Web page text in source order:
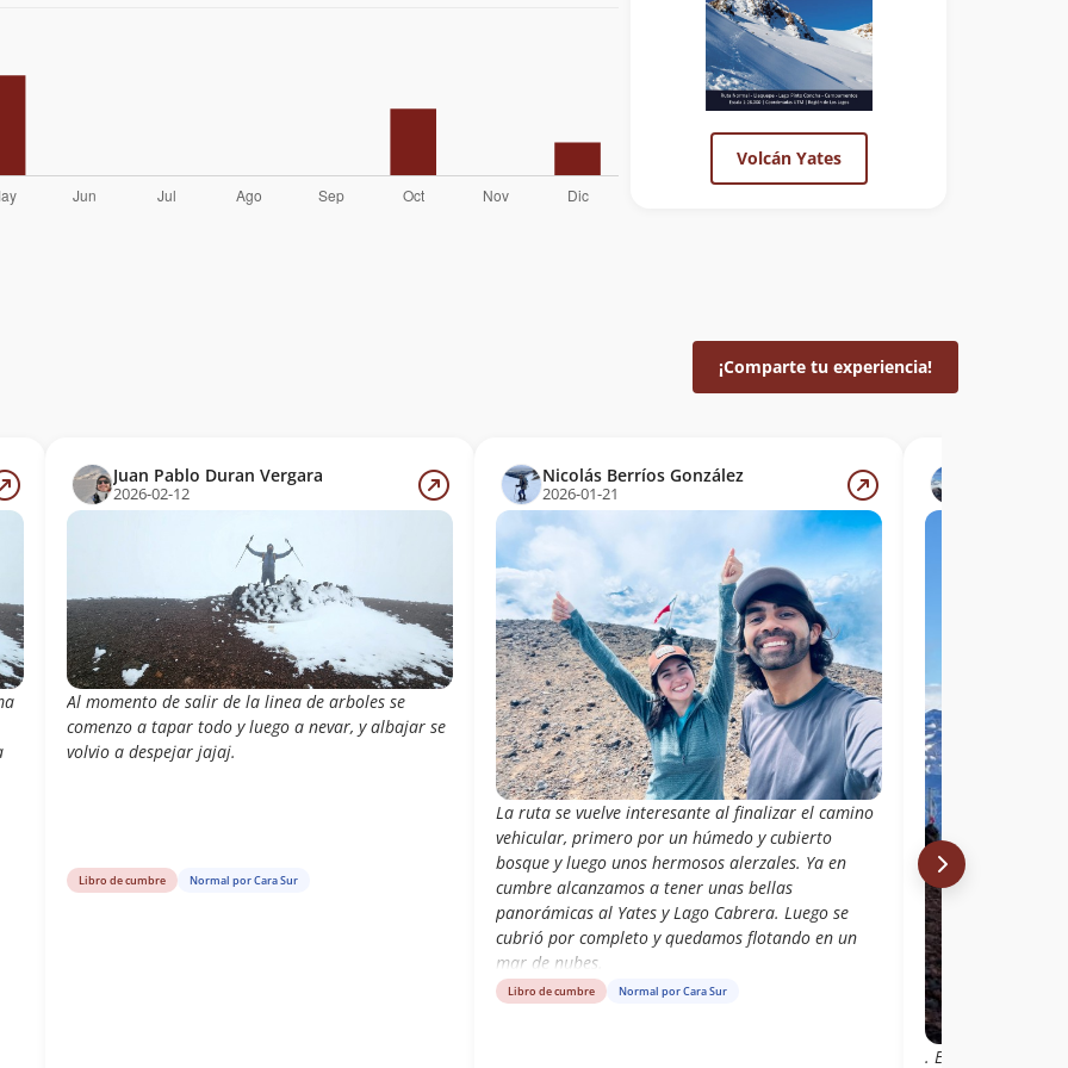
Volcán Yates
¡Comparte tu experiencia!
Juan Pablo Duran Vergara
2026-02-12
Al momento de salir de la linea de arboles se
comenzo a tapar todo y luego a nevar, y albajar se
volvio a despejar jajaj.
Libro de cumbre Normal por Cara Sur
Nicolás Berríos González
2026-01-21
La ruta se vuelve interesante al finalizar el camino
vehicular, primero por un húmedo y cubierto
bosque y luego unos hermosos alerzales. Ya en
cumbre alcanzamos a tener unas bellas
panorámicas al Yates y Lago Cabrera. Luego se
cubrió por completo y quedamos flotando en un
mar de nubes.
Libro de cumbre Normal por Cara Sur
. Estacioné justo